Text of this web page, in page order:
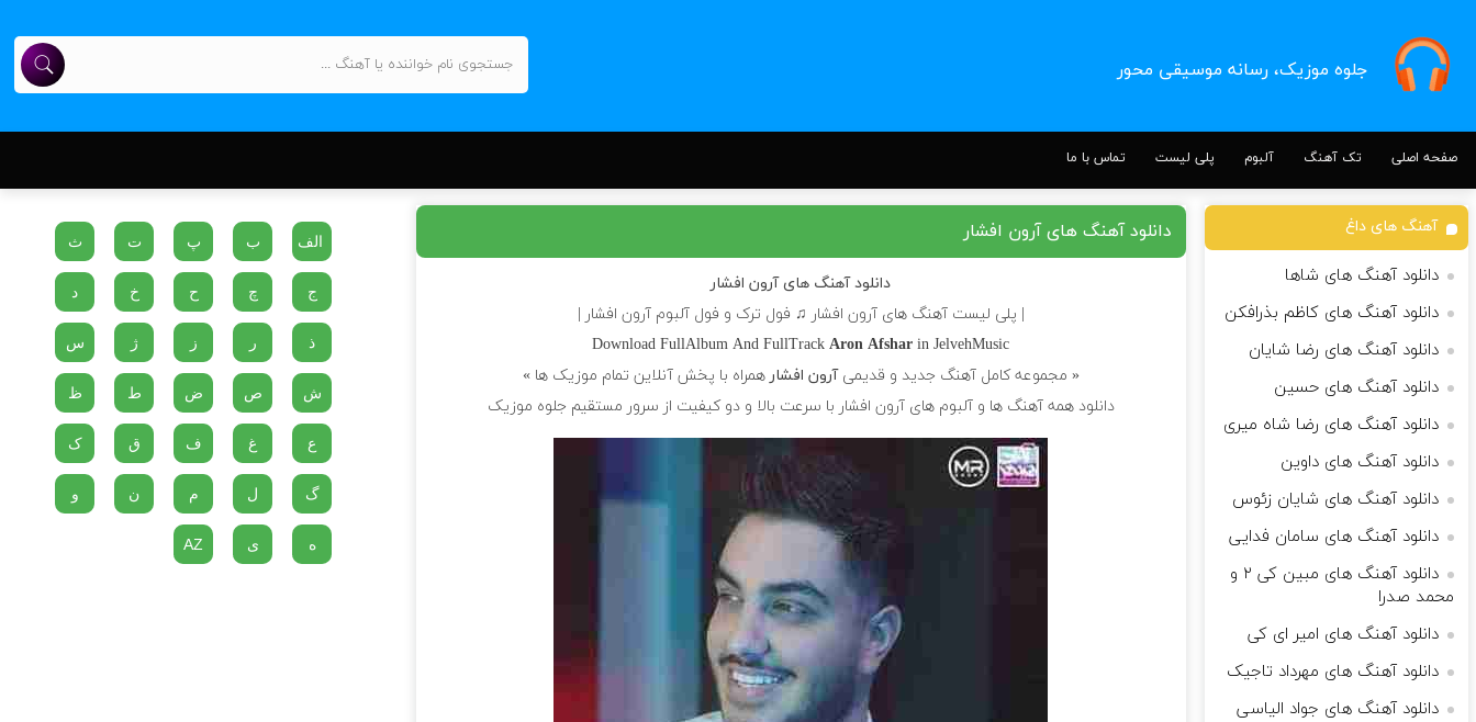
جلوه موزیک، رسانه موسیقی محور
صفحه اصلی تک آهنگ آلبوم پلی لیست تماس با ما
دانلود آهنگ های آرون افشار
دانلود آهنگ های آرون افشار
| پلی لیست آهنگ های آرون افشار ♫ فول ترک و فول آلبوم آرون افشار |
Download FullAlbum And FullTrackAron Afsharin JelvehMusic
« مجموعه کامل آهنگ جدید و قدیمیآرون افشار همراه با پخش آنلاین تمام موزیک ها »
دانلود همه آهنگ ها و آلبوم های آرون افشار با سرعت بالا و دو کیفیت از سرور مستقیم جلوه موزیک
آهنگ های داغ
دانلود آهنگ های شاها
دانلود آهنگ های کاظم بذرافکن
دانلود آهنگ های رضا شایان
دانلود آهنگ های حسین
دانلود آهنگ های رضا شاه میری
دانلود آهنگ های داوین
دانلود آهنگ های شایان زئوس
دانلود آهنگ های سامان فدایی
دانلود آهنگ های مبین کی ۲ و
محمد صدرا
دانلود آهنگ های امیر ای کی
دانلود آهنگ های مهرداد تاجیک
دانلود آهنگ های جواد الیاسی
الف ب پ ت ث
ج چ ح خ د
ذ ر ز ژ س
ش ص ض ط ظ
ع غ ف ق ک
گ ل م ن و
ه ی AZ